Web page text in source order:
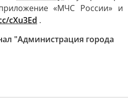
«МЧС России» и
cXu3Ed .
"Администрация города